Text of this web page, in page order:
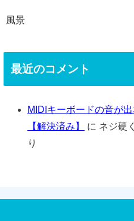
風景
最近のコメント
MIDIキーボードの音が
【解決済み】
に ネジ硬
り